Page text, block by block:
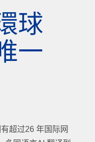
球
一
超过26 年国际网